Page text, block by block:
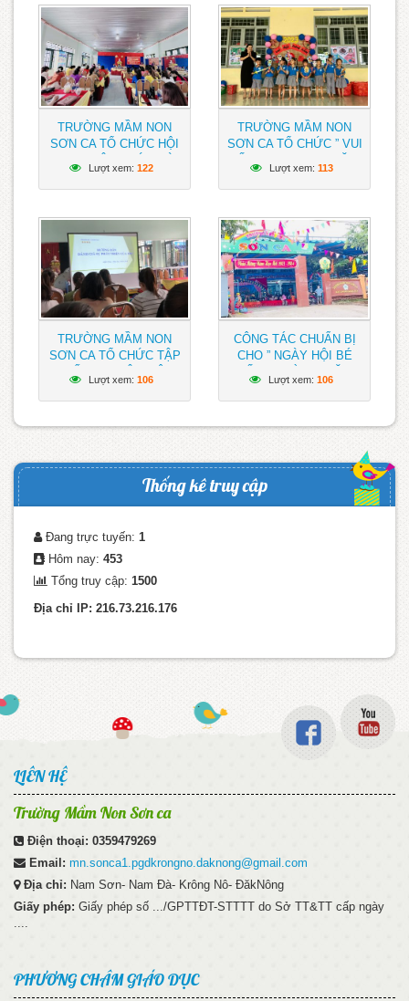
TRƯỜNG MẦM NON
SƠN CA TỔ CHỨC HỘI
NGƯỜI LAO ĐỘNG NĂM
HỌC 2023 – 2024
Lượt xem: 122
TRƯỜNG MẦM NON
SƠN CA TỔ CHỨC ” VUI
2023 CHO HỌC SINH
TOÀN TRƯỜNG
Lượt xem: 113
TRƯỜNG MẦM NON
SƠN CA TỔ CHỨC TẬP
NĂM HỌC 2023 – 2024
Lượt xem: 106
CÔNG TÁC CHUẨN BỊ
CHO ” NGÀY HỘI BÉ
HỌC 2023 – 2024
TRƯỜNG MẦM NON
Lượt xem: 106
Thống kê truy cập
Đang trực tuyến: 1
Hôm nay: 453
Tổng truy cập: 1500
Địa chỉ IP: 216.73.216.176
LIÊN HỆ
Trường Mầm Non Sơn ca
Điện thoại: 0359479269
Email: mn.sonca1.pgdkrongno.daknong@gmail.com
Địa chỉ: Nam Sơn- Nam Đà- Krông Nô- ĐăkNông
Giấy phép: Giấy phép số .../GPTTĐT-STTTT do Sở TT&TT cấp ngày
....
PHƯƠNG CHÂM GIÁO DỤC